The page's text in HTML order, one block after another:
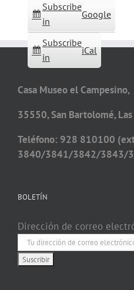
Subscribe
in
Google
Subscribe
in
iCal
Casa Museo el Campesino,
35550, San Bartolomé,
Teléfono: 928 810100
3840/3841/3842/3843/
BOLETÍN
Dirección de correo